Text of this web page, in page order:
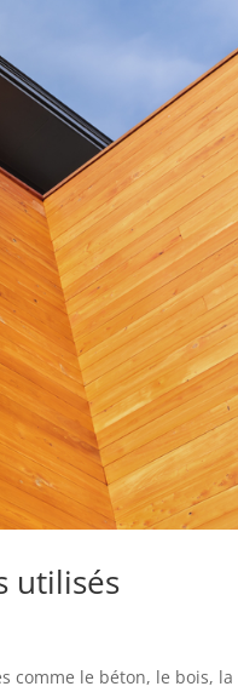
utilisés
comme le béton, le bois, la